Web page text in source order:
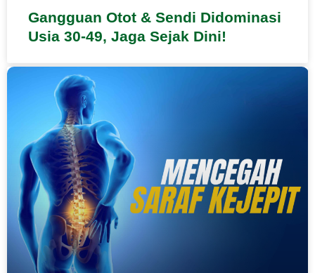
Gangguan Otot & Sendi Didominasi
Usia 30-49, Jaga Sejak Dini!